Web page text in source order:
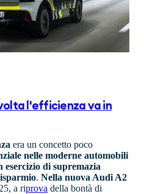
l'efficienza va in
era un concetto poco
nelle moderne automobili
di supremazia
. Nella nuova Audi A2
a riprova della bontà di